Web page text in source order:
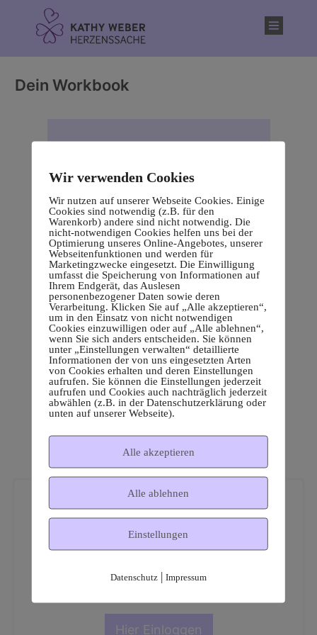
Dein Workbook
Dies ist ein geschützter
Mitgliederbereich!
Hier Einloggen
Wir verwenden Cookies
Wir nutzen auf unserer Webseite Cookies. Einige
Cookies sind notwendig (z.B. für den
Warenkorb) andere sind nicht notwendig. Die
nicht-notwendigen Cookies helfen uns bei der
Optimierung unseres Online-Angebotes, unserer
Webseitenfunktionen und werden für
Marketingzwecke eingesetzt. Die Einwilligung
umfasst die Speicherung von Informationen auf
Ihrem Endgerät, das Auslesen
personenbezogener Daten sowie deren
Verarbeitung. Klicken Sie auf „Alle akzeptieren“,
um in den Einsatz von nicht notwendigen
Cookies einzuwilligen oder auf „Alle ablehnen“,
wenn Sie sich anders entscheiden. Sie können
unter „Einstellungen verwalten“ detaillierte
Informationen der von uns eingesetzten Arten
von Cookies erhalten und deren Einstellungen
aufrufen. Sie können die Einstellungen jederzeit
aufrufen und Cookies auch nachträglich jederzeit
abwählen (z.B. in der Datenschutzerklärung oder
unten auf unserer Webseite).
Alle akzeptieren
Alle ablehnen
Einstellungen
Datenschutz| Impressum